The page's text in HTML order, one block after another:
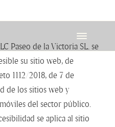
Paseo de la Victoria SL. se
su sitio web, de
1112/2018, de 7 de
de los sitios web y
del sector público.
se aplica al sitio